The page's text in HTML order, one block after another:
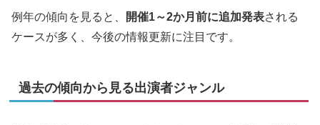
例年の傾向を見ると、 開催1～2か月前に追加発表される
ケースが多く、今後の情報更新に注目です。
過去の傾向から見る出演者ジャンル